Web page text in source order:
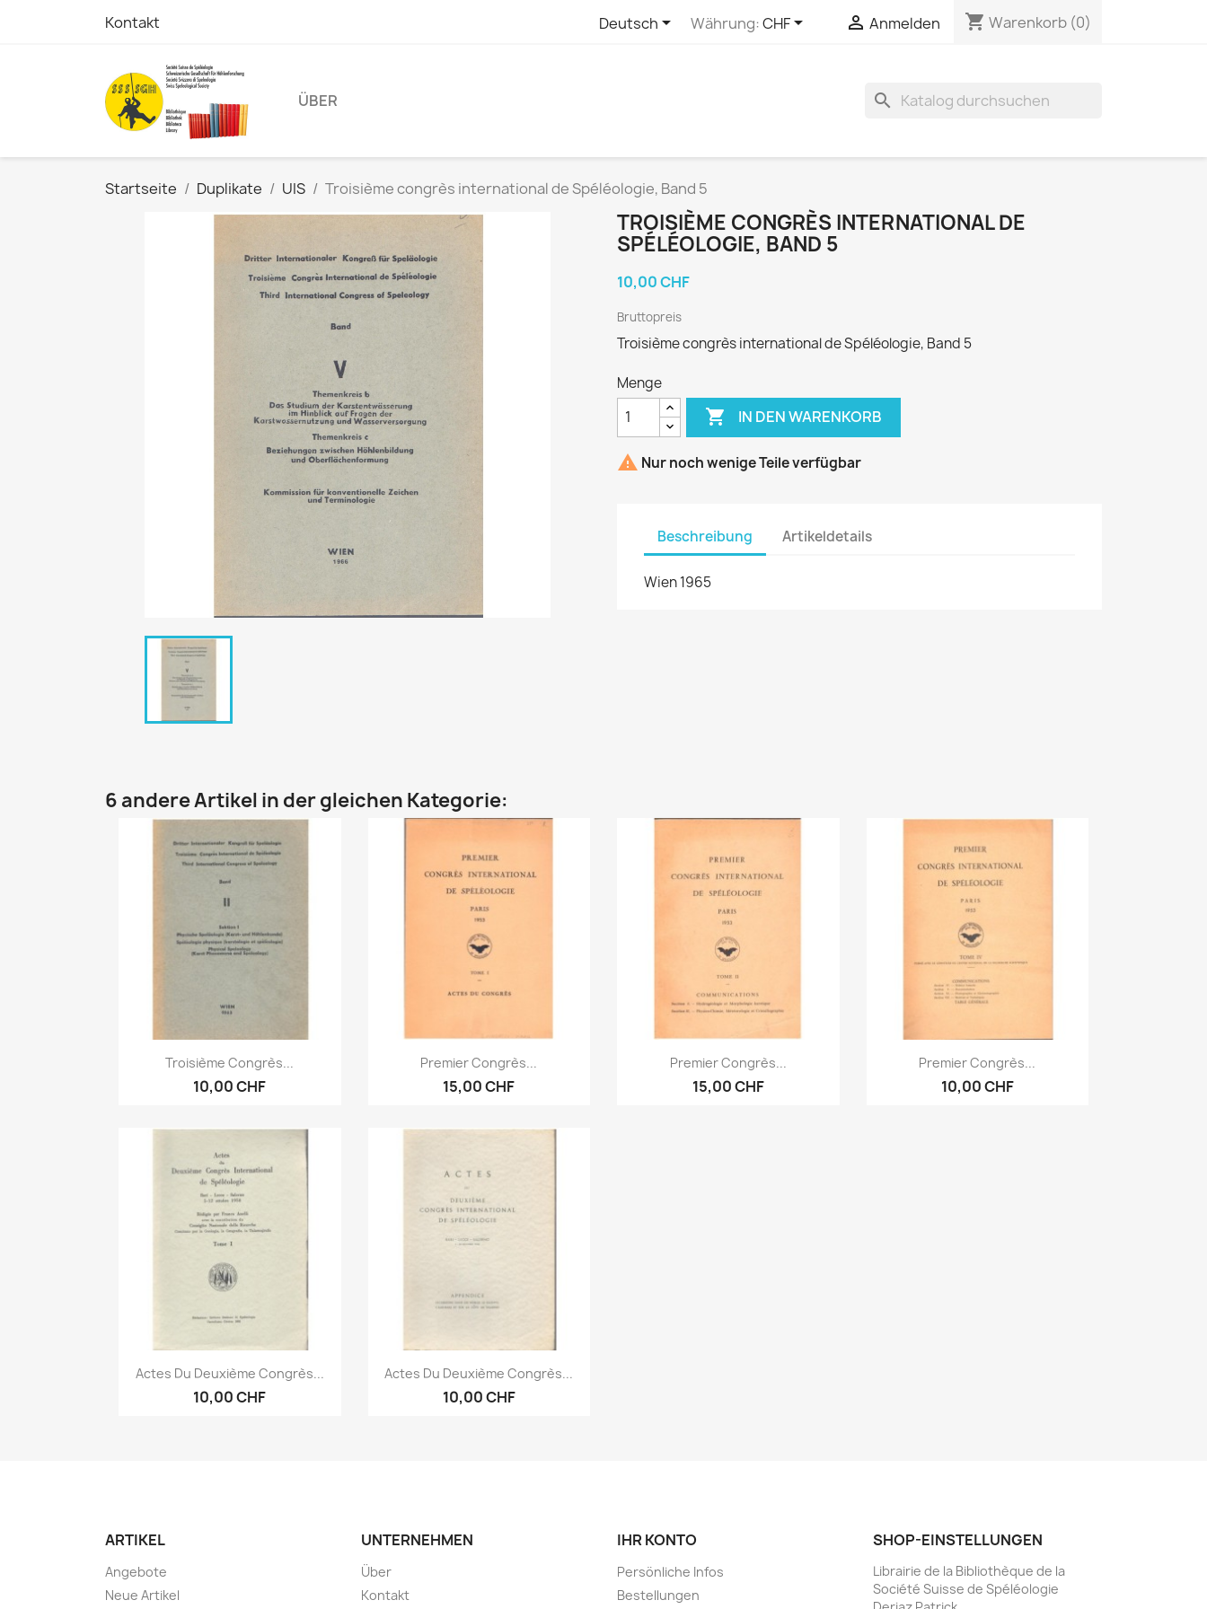
Kontakt Deutsch Währung:CHF  Anmelden shopping_cart Warenkorb (0)
ÜBER search
Startseite Duplikate UIS Troisième congrès international de Spéléologie, Band 5
TROISIÈME CONGRÈS INTERNATIONAL DE
SPÉLÉOLOGIE, BAND 5
10,00 CHF
Bruttopreis
Troisième congrès international de Spéléologie, Band 5
Menge
 IN DEN WARENKORB
 Nur noch wenige Teile verfügbar
Beschreibung Artikeldetails
Wien 1965
6 andere Artikel in der gleichen Kategorie:
Vorschau
Troisième Congrès...
10,00 CHF
Vorschau
Premier Congrès...
15,00 CHF
Vorschau
Premier Congrès...
15,00 CHF
Vorschau
Premier Congrès...
10,00 CHF
Vorschau
Actes Du Deuxième Congrès...
10,00 CHF
Vorschau
Actes Du Deuxième Congrès...
10,00 CHF
ARTIKEL
Angebote
Neue Artikel
UNTERNEHMEN
Über
Kontakt
IHR KONTO
Persönliche Infos
Bestellungen
SHOP-EINSTELLUNGEN
Librairie de la Bibliothèque de la
Société Suisse de Spéléologie